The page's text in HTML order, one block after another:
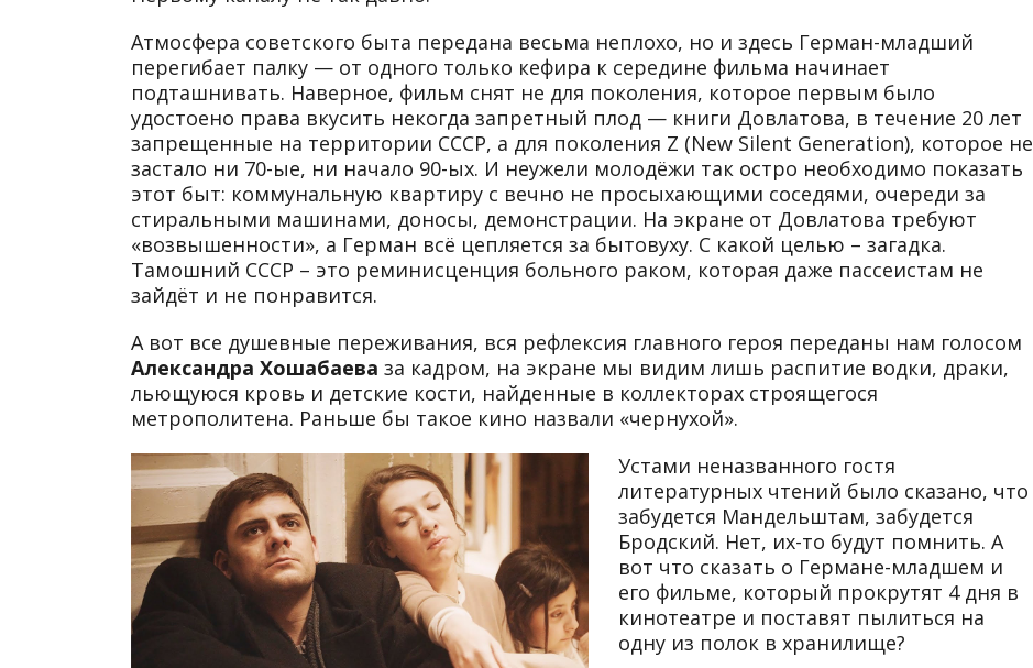
Атмосфера советского быта передана весьма неплохо, но и здесь Герман-младший
перегибает палку — от одного только кефира к середине фильма начинает
подташнивать. Наверное, фильм снят не для поколения, которое первым было
удостоено права вкусить некогда запретный плод — книги Довлатова, в течение 20 лет
запрещенные на территории СССР, а для поколения Z (New Silent Generation), которое не
застало ни 70-ые, ни начало 90-ых. И неужели молодёжи так остро необходимо показать
этот быт: коммунальную квартиру с вечно не просыхающими соседями, очереди за
стиральными машинами, доносы, демонстрации. На экране от Довлатова требуют
«возвышенности», а Герман всё цепляется за бытовуху. С какой целью – загадка.
Тамошний СССР – это реминисценция больного раком, которая даже пассеистам не
зайдёт и не понравится.
А вот все душевные переживания, вся рефлексия главного героя переданы нам голосом
Александра Хошабаева за кадром, на экране мы видим лишь распитие водки, драки,
льющуюся кровь и детские кости, найденные в коллекторах строящегося
метрополитена. Раньше бы такое кино назвали «чернухой».
Устами неназванного гостя
литературных чтений было сказано, что
забудется Мандельштам, забудется
Бродский. Нет, их-то будут помнить. А
вот что сказать о Германе-младшем и
его фильме, который прокрутят 4 дня в
кинотеатре и поставят пылиться на
одну из полок в хранилище?